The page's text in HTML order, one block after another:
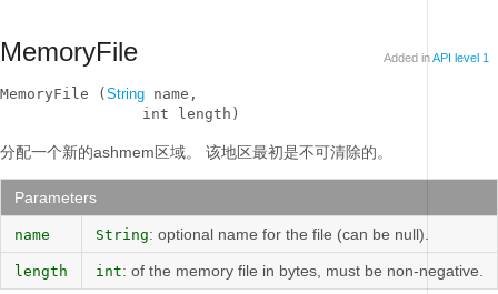
MemoryFile Added inAPI level 1
MemoryFile ( String name,
                int length)
分配一个新的ashmem区域。 该地区最初是不可清除的。
Parameters
name String: optional name for the file (can be null).
length int: of the memory file in bytes, must be non-negative.